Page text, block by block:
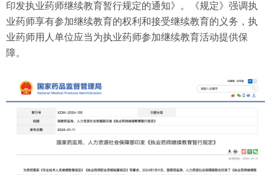
印发执业药师继续教育暂行规定的通知》。《规定》强调执
业药师享有参加继续教育的权利和接受继续教育的义务，执
业药师用人单位应当为执业药师参加继续教育活动提供保
障。